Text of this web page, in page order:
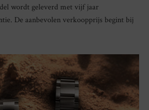
wordt geleverd met vijf jaar
De aanbevolen verkoopprijs begint bij